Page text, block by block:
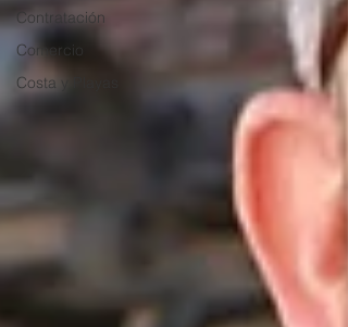
Contratación
Comercio
Costa y Playas